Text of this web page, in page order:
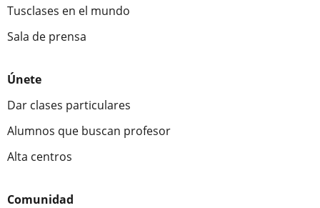
Tusclases en el mundo
Sala de prensa
Únete
Dar clases particulares
Alumnos que buscan profesor
Alta centros
Comunidad